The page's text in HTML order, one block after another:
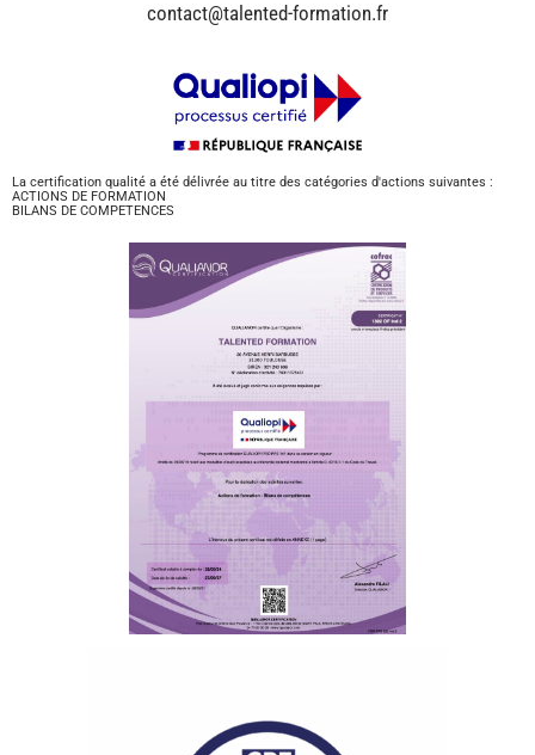
contact@talented-formation.fr
La certification qualité a été délivrée au titre des catégories d'actions suivantes :
ACTIONS DE FORMATION
BILANS DE COMPETENCES